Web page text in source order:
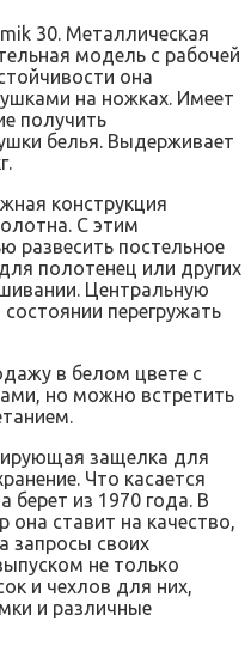
30. Металлическая
модель с рабочей
она
на ножках. Имеет
получить
белья. Выдерживает
конструкция
С этим
развесить постельное
полотенец или других
Центральную
перегружать
в белом цвете с
но можно встретить
защелка для
Что касается
берет из 1970 года. В
она ставит на качество,
запросы своих
не только
и чехлов для них,
и различные